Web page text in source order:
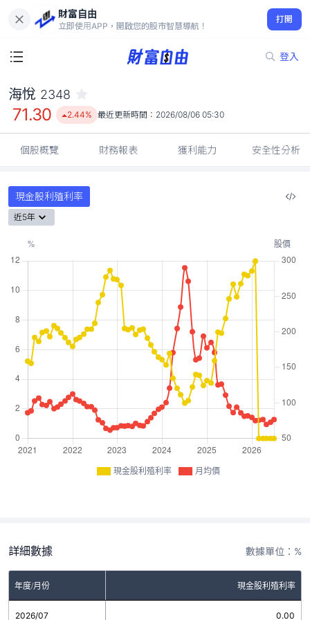
財富自由
立即使用APP，開啟您的股市智慧導航！
打開
登入
71.30
2.44%
海悅 2348
71.30 2.44% 最近更新時間： 2026/08/06 05:30
個股概覽 財務報表 獲利能力 安全性分析
現金股利殖利率
近5年
現金股利殖利率 月均價
詳細數據 數據單位：%
年度/月份 現金股利殖利率
2026/07 0.00